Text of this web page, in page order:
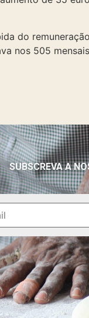
do
nos 505
SUBSCREVA A